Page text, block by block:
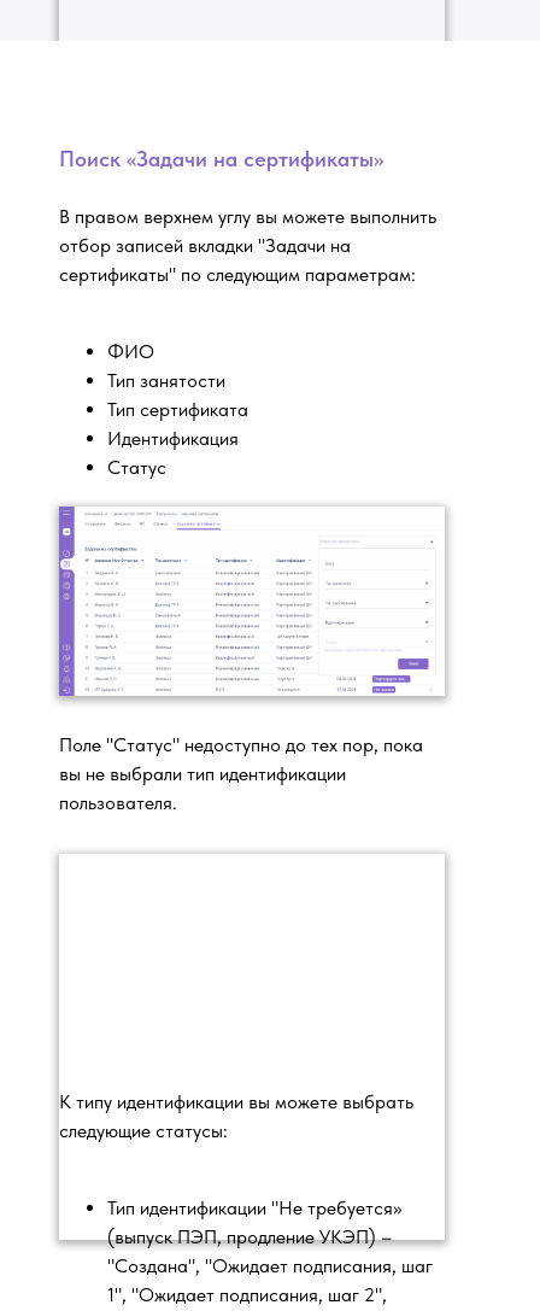
Поиск «Задачи на сертификаты»
В правом верхнем углу вы можете выполнить
отбор записей вкладки "Задачи на
сертификаты" по следующим параметрам:
ФИО
Тип занятости
Тип сертификата
Идентификация
Статус
Поле "Статус" недоступно до тех пор, пока
вы не выбрали тип идентификации
пользователя.
К типу идентификации вы можете выбрать
следующие статусы:
Тип идентификации "Не требуется»
(выпуск ПЭП, продление УКЭП) –
"Создана", "Ожидает подписания, шаг
1", "Ожидает подписания, шаг 2",